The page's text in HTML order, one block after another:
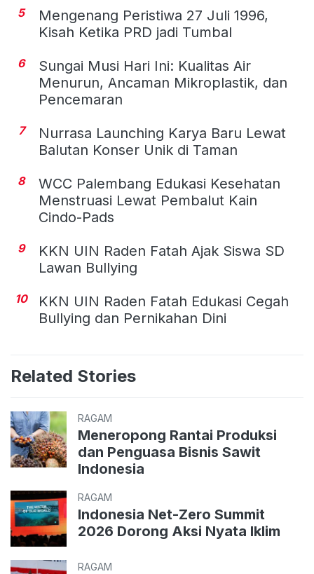
5
Mengenang Peristiwa 27 Juli 1996,
Kisah Ketika PRD jadi Tumbal
6
Sungai Musi Hari Ini: Kualitas Air
Menurun, Ancaman Mikroplastik, dan
Pencemaran
7
Nurrasa Launching Karya Baru Lewat
Balutan Konser Unik di Taman
8
WCC Palembang Edukasi Kesehatan
Menstruasi Lewat Pembalut Kain
Cindo-Pads
9
KKN UIN Raden Fatah Ajak Siswa SD
Lawan Bullying
10
KKN UIN Raden Fatah Edukasi Cegah
Bullying dan Pernikahan Dini
Related Stories
RAGAM
Meneropong Rantai Produksi
dan Penguasa Bisnis Sawit
Indonesia
RAGAM
Indonesia Net-Zero Summit
2026 Dorong Aksi Nyata Iklim
RAGAM